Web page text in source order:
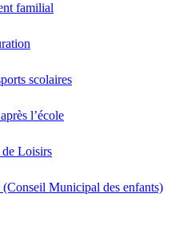
familial
scolaires
l’école
Loisirs
Municipal des enfants)